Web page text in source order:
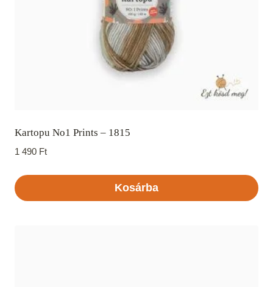
Kartopu No1 Prints – 1815
1 490 Ft
Kosárba